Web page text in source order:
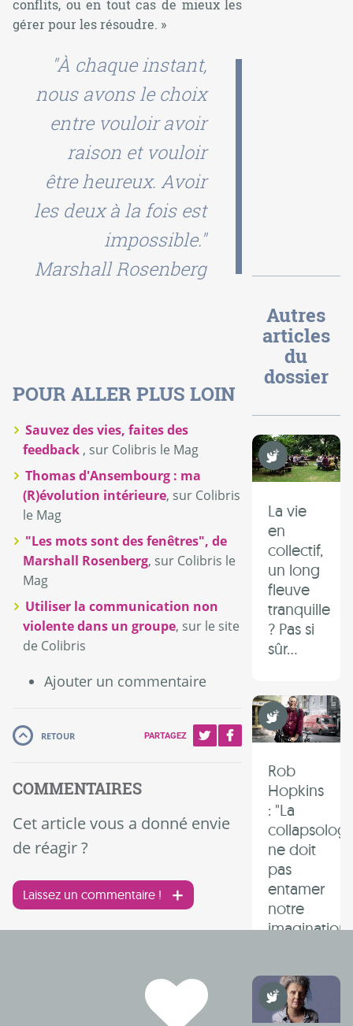
conflits, ou en tout cas de mieux les
gérer pour les résoudre. »
"À chaque instant,
nous avons le choix
entre vouloir avoir
raison et vouloir
être heureux. Avoir
les deux à la fois est
impossible."
Marshall Rosenberg
POUR ALLER PLUS LOIN
Sauvez des vies, faites des
feedback , sur Colibris le Mag
Thomas d'Ansembourg : ma
(R)évolution intérieure, sur Colibris
le Mag
"Les mots sont des fenêtres", de
Marshall Rosenberg, sur Colibris le
Mag
Utiliser la communication non
violente dans un groupe, sur le site
de Colibris
Autres
articles
du
dossier
Non Violence
La vie
en
collectif,
un long
fleuve
tranquille
? Pas si
sûr...
Non Violence
Rob
Hopkins
: "La
ne doit
pas
entamer
notre
imagination"
Non Violence
Ajouter un commentaire
RETOUR PARTAGEZ
COMMENTAIRES
Cet article vous a donné envie
de réagir ?
Laissez un commentaire !